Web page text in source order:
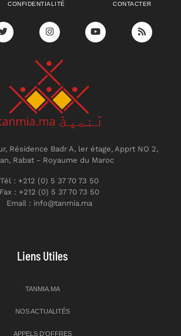
CONFIDENTIALITÉ
CONTACTER
Résidence Badr A, ler étage, Apprt NO 2,
Rabat - Royaume du Maroc
Tél : +212 (0) 5 37 70 73 50
Fax : +212 (0) 5 37 70 73 50
Email : info@tanmia.ma
Liens Utiles
TANMIA.MA
NOS ACTUALITÉS
APPELS D’OFFRES